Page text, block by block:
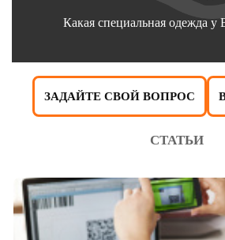
Какая специальная одежда у
ЗАДАЙТЕ СВОЙ ВОПРОС
СТАТЬИ